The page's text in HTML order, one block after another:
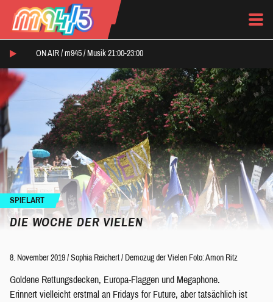
ON AIR / m945 / Musik 21:00-23:00
SPIELART
DIE WOCHE DER VIELEN
8. November 2019 / Sophia Reichert / Demozug der Vielen Foto: Amon Ritz
Goldene Rettungsdecken, Europa-Flaggen und Megaphone.
Erinnert vielleicht erstmal an Fridays for Future, aber tatsächlich ist